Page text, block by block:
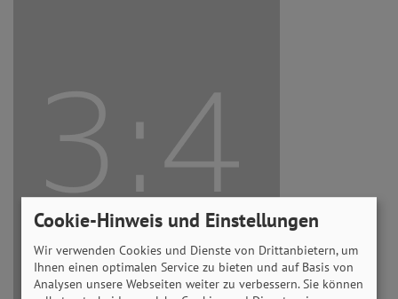
Cookie-Hinweis und Einstellungen
Wir verwenden Cookies und Dienste von Drittanbietern, um
Ihnen einen optimalen Service zu bieten und auf Basis von
Analysen unsere Webseiten weiter zu verbessern. Sie können